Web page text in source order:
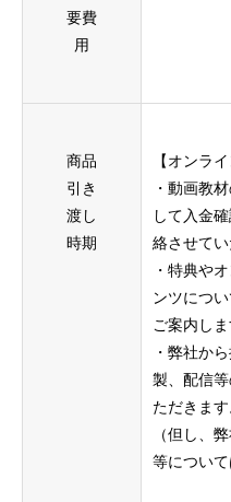
要費
用
商品
引き
渡し
時期
【オンラ
・動画教
して⼊⾦
絡させてい
・特典や
ンツにつ
ご案内しま
・弊社か
製、配信
ただきます
（但し、
等について